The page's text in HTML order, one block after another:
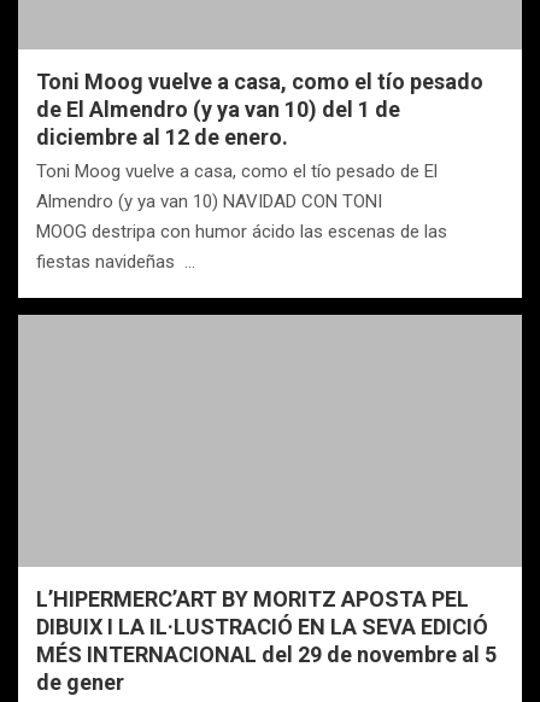
Toni Moog vuelve a casa, como el tío pesado
de El Almendro (y ya van 10) del 1 de
diciembre al 12 de enero.
Toni Moog vuelve a casa, como el tío pesado de El
Almendro (y ya van 10) NAVIDAD CON TONI
MOOG destripa con humor ácido las escenas de las
fiestas navideñas …
L’HIPERMERC’ART BY MORITZ APOSTA PEL
DIBUIX I LA IL·LUSTRACIÓ EN LA SEVA EDICIÓ
MÉS INTERNACIONAL del 29 de novembre al 5
de gener